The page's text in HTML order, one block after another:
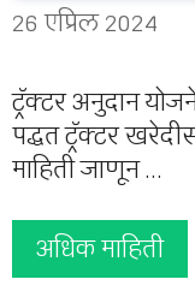
26 एप्रिल 2024
ट्रॅक्टर अनुदान
पद्धत ट्रॅक्टर
माहिती जाणून …
अधिक माहिती